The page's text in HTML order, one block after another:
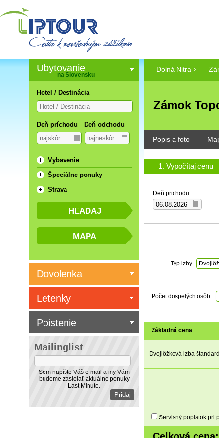
Dolná Nitra
Zámok
Popis a foto
1. Vypočítaj cenu
Deň prichodu
Typ izby
Počet dospelých osôb:
Základná cena
Dvojlôžková izba
Servisný poplatok pri
Ubytovanie
na Slovensku
Hotel / Destinácia
Deň príchodu Deň odchodu
Vybavenie
Špeciálne ponuky
Strava
Dovolenka
Mailinglist
Sem napíšte Váš e-mail a my Vám
budeme zasielať aktuálne ponuky
Last Minute.
Letenky
Poistenie